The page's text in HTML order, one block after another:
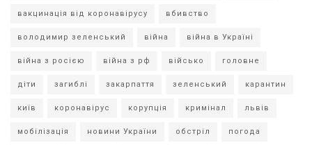
вакцинація від коронавірусу вбивство
володимир зеленський війна війна в Україні
війна з росією війна з рф військо головне
діти загиблі закарпаття зеленський карантин
київ коронавірус корупція кримінал львів
мобілізація новини України обстріл погода